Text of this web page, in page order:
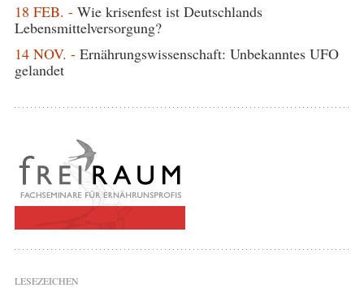
18 FEB. - Wie krisenfest ist Deutschlands
Lebensmittelversorgung?
14 NOV. - Ernährungswissenschaft: Unbekanntes UFO
gelandet
LESEZEICHEN